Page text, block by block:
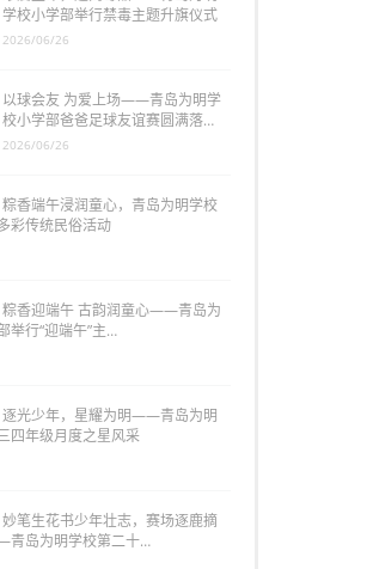
学校小学部举行禁毒主题升旗仪式
2026/06/26
以球会友 为爱上场——青岛为明学
校小学部爸爸足球友谊赛圆满落…
2026/06/26
粽香端午浸润童心，青岛为明学校
小学部开展多彩传统民俗活动
粽香迎端午 古韵润童心——青岛为
明学校小学部举行“迎端午”主…
逐光少年，星耀为明——青岛为明
学校小学部三四年级月度之星风采
妙笔生花书少年壮志，赛场逐鹿摘
语文桂冠——青岛为明学校第二十…